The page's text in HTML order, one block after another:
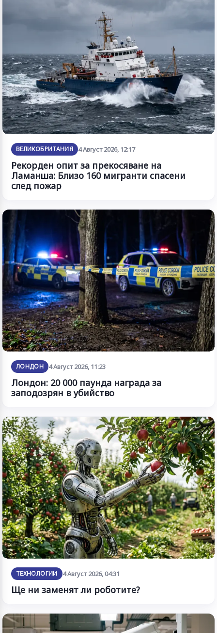
ВЕЛИКОБРИТАНИЯ 4 Август 2026, 12:17
Рекорден опит за прекосяване на
Ламанша: Близо 160 мигранти спасени
след пожар
ЛОНДОН 4 Август 2026, 11:23
Лондон: 20 000 паунда награда за
заподозрян в убийство
ТЕХНОЛОГИИ 4 Август 2026, 04:31
Ще ни заменят ли роботите?